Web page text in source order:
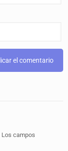
Los campos